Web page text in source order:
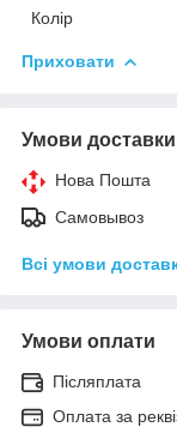
Колір
Приховати
Умови доставки
Нова Пошта
Самовывоз
Всі умови
Умови оплати
Післяплата
Оплата за